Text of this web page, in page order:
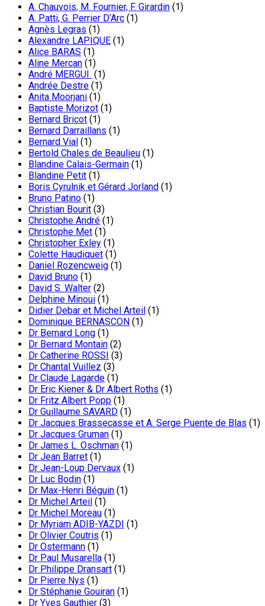
A. Chauvois, M. Fournier, F. Girardin (1)
A. Patti, G. Perrier D’Arc (1)
Agnès Legras (1)
Alexandre LAPIQUE (1)
Alice BARAS (1)
Aline Mercan (1)
André MERGUI (1)
Andrée Destre (1)
Anita Moorjani (1)
Baptiste Morizot (1)
Bernard Bricot (1)
Bernard Darraillans (1)
Bernard Vial (1)
Bertold Chales de Beaulieu (1)
Blandine Calais-Germain (1)
Blandine Petit (1)
Boris Cyrulnik et Gérard Jorland (1)
Bruno Patino (1)
Christian Bourit (3)
Christophe André (1)
Christophe Met (1)
Christopher Exley (1)
Colette Haudiquet (1)
Daniel Rozencweig (1)
David Bruno (1)
David S. Walter (2)
Delphine Minoui (1)
Didier Debar et Michel Arteil (1)
Dominique BERNASCON (1)
Dr Bernard Long (1)
Dr Bernard Montain (2)
Dr Catherine ROSSI (3)
Dr Chantal Vuillez (3)
Dr Claude Lagarde (1)
Dr Eric Kiener & Dr Albert Roths (1)
Dr Fritz Albert Popp (1)
Dr Guillaume SAVARD (1)
Dr Jacques Brassecasse et A. Serge Puente de Blas (1)
Dr Jacques Gruman (1)
Dr James L. Oschman (1)
Dr Jean Barret (1)
Dr Jean-Loup Dervaux (1)
Dr Luc Bodin (1)
Dr Max-Henri Béguin (1)
Dr Michel Arteil (1)
Dr Michel Moreau (1)
Dr Myriam ADIB-YAZDI (1)
Dr Olivier Coutris (1)
Dr Ostermann (1)
Dr Paul Musarella (1)
Dr Philippe Dransart (1)
Dr Pierre Nys (1)
Dr Stéphanie Gouiran (1)
Dr Yves Gauthier (3)